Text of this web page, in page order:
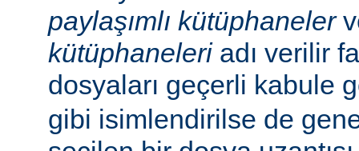
paylaşımlı kütüphaneler
kütüphaneleriadı verilir
dosyaları geçerli kabule
gibi isimlendirilse de